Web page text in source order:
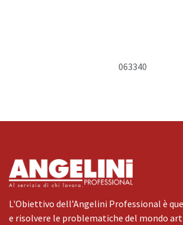
063340
L'Obiettivo dell’Angelini Professional è
e risolvere le problematiche del mondo